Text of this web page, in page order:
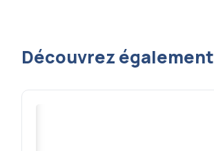
Découvrez également